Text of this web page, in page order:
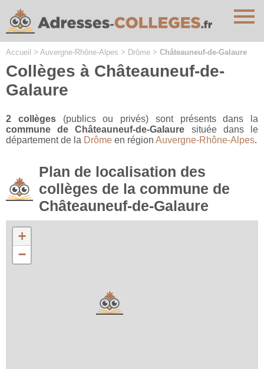
Accueil > Auvergne-Rhône-Alpes > Drôme > Châteauneuf-de-Galaure
Collèges à Châteauneuf-de-
Galaure
2 collèges(publics ou privés) sont présents dans la
commune de Châteauneuf-de-Galaure située dans le
département de la Drôme en région Auvergne-Rhône-Alpes.
Plan de localisation des
collèges de la commune de
Châteauneuf-de-Galaure
+
−